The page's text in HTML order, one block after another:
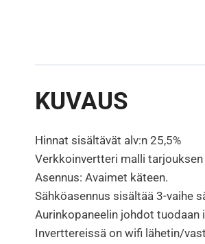
KUVAUS
Hinnat sisältävät alv:n 25,5%
Verkkoinvertteri malli
Asennus: Avaimet käteen.
Sähköasennus sisältää 3-vaihe
Aurinkopaneelin johdot
Inverttereissä on wifi lähetin/